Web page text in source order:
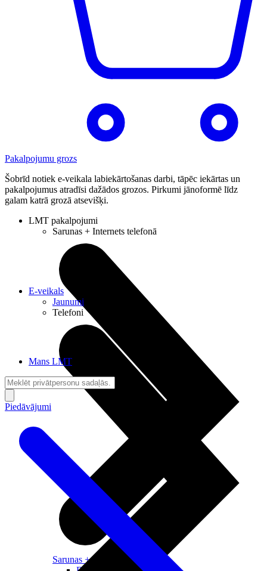
Pakalpojumu grozs
Šobrīd notiek e-veikala labiekārtošanas darbi, tāpēc iekārtas un
pakalpojumus atradīsi dažādos grozos. Pirkumi jānoformē līdz
galam katrā grozā atsevišķi.
LMT pakalpojumi
Sarunas + Internets telefonā
Sarunas + Internets
E-veikals
Jaunumi
Telefoni
Mans LMT
Piedāvājumi